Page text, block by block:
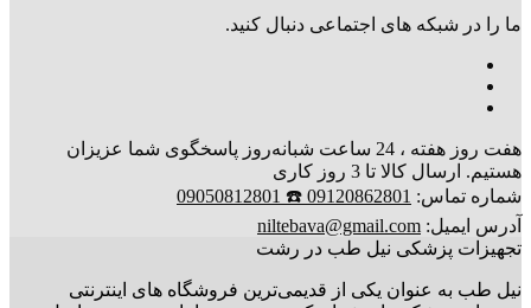
ما را در شبکه های اجتماعی دنبال کنید.
هفت روز هفته ، 24 ساعت شبانه‌روز پاسخگوی شما عزیزان
هستیم. ارسال کالا تا 3 روز کاری
شماره تماس: 09120862801 ☎️ 09050812801
آدرس ایمیل: niltebava@gmail.com
تجهیزات پزشکی نیل طب در رشت
نیل طب به عنوان یکی از قدیمی‌ترین فروشگاه های اینترنتی